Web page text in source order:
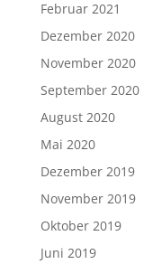
Februar 2021
Dezember 2020
November 2020
September 2020
August 2020
Mai 2020
Dezember 2019
November 2019
Oktober 2019
Juni 2019